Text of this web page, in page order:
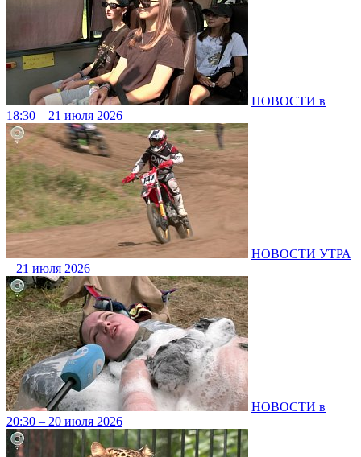
НОВОСТИ в
18:30 – 21 июля 2026
НОВОСТИ УТРА
– 21 июля 2026
НОВОСТИ в
20:30 – 20 июля 2026